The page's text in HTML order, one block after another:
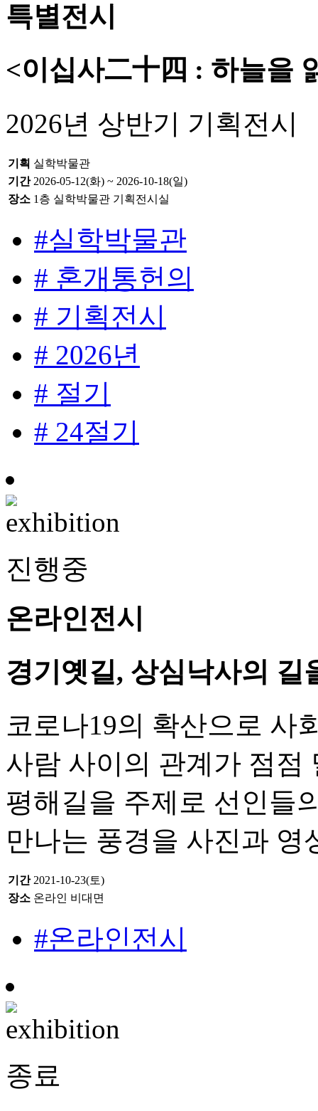
특별전시
<이십사二十四 : 하늘을
2026년 상반기 기획전시
기획 실학박물관
기간 2026-05-12(화) ~ 2026-10-18(일)
장소 1층 실학박물관 기획전시실
#실학박물관
# 혼개통헌의
# 기획전시
# 2026년
# 절기
# 24절기
진행중
온라인전시
경기옛길, 상심낙사의 길
코로나19의 확산으로 사
사람 사이의 관계가 점점
평해길을 주제로 선인들
만나는 풍경을 사진과 영
기간 2021-10-23(토)
장소 온라인 비대면
#온라인전시
종료